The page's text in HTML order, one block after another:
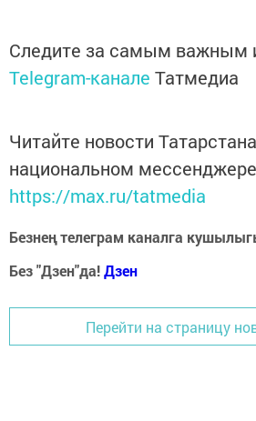
Следите за самым важным
Telegram-канале Татмедиа
Читайте новости
национальном
https://max.ru/tatmedia
Безнең телеграм каналга
Без "Дзен"да!Дзен
Перейти на страницу